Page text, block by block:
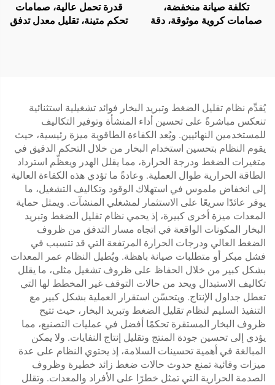
تكلفة صيانة منخفضة،
صمامات كروية موثوقة، دقة
قدرة تحمل عالية، صمامات
تحكم متينة، تقليل معدل تدفق
يُقدِّم نظام تقليل الضغط وتبريد البخار فوائد تشغيلية استثنائية
تنعكس مباشرةً على تحسين أداء المنشأة وتوفير التكاليف
للمستخدمين النهائيين. ويُعد الكفاءة الطاقوية ميزة رئيسية، حيث
يقوم النظام بتحسين استخدام البخار من خلال التحكم الدقيق في
متغيرات الضغط ودرجة الحرارة، مما يقلل الهدر ويعظّم استرداد
الطاقة الحرارية طوال العملية. وعادةً ما تؤدي هذه الكفاءة العالية
إلى انخفاض ملموس في استهلاك الوقود وتكاليف التشغيل، ما
يوفر عائدًا سريعًا على الاستثمار لمشغلي المنشآت. ويمثل حماية
المعدات ميزة أخرى كبيرة، إذ يحمي نظام تقليل الضغط وتبريد
البخار المكونات الواقعة في اتجاه مسار التدفق من ظروف
الضغط العالي ودرجات الحرارة المرتفعة التي قد تتسبب في
فشل مبكر أو متطلبات صيانة باهظة. ويُطيل النظام عمر المعدات
بشكل كبير من خلال الحفاظ على ظروف تشغيل مثلى، ما يقلل
تكاليف الاستبدال ويحد من حالات التوقف غير المخطط لها التي
تعطل جداول الإنتاج. ويتحسّن استقرار العملية بشكل كبير مع
التنفيذ السليم لنظام تقليل الضغط وتبريد البخار، حيث تتيح
ظروف البخار المستقرة تحكمًا أفضل في عمليات التصنيع، مما
يؤدي إلى تحسين جودة المنتج وتقليل إنتاج النفايات. ولا يمكن
المبالغة في أهمية تحسينات السلامة، إذ يحتوي النظام على عدة
ميزات وقائية تمنع حدوث حالات ضغط زائد خطيرة وظروف
الصدمة الحرارية التي تمثل خطرًا على الأفراد والمعدات. وتقلل